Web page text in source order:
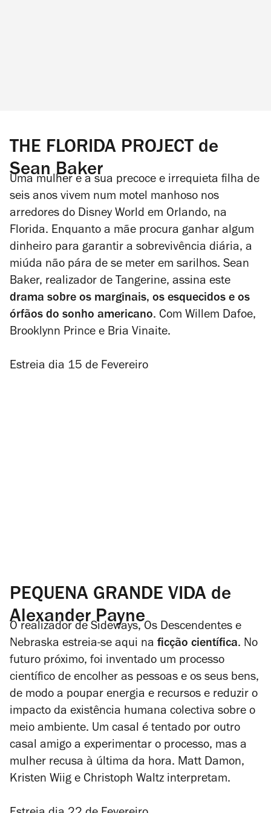
THE FLORIDA PROJECT de
Sean Baker
Uma mulher e a sua precoce e irrequieta filha de
seis anos vivem num motel manhoso nos
arredores do Disney World em Orlando, na
Florida. Enquanto a mãe procura ganhar algum
dinheiro para garantir a sobrevivência diária, a
miúda não pára de se meter em sarilhos. Sean
Baker, realizador de Tangerine, assina este
drama sobre os marginais, os esquecidos e os
órfãos do sonho americano. Com Willem Dafoe,
Brooklynn Prince e Bria Vinaite.
Estreia dia 15 de Fevereiro
PEQUENA GRANDE VIDA de
Alexander Payne
O realizador de Sideways, Os Descendentes e
Nebraska estreia-se aqui na ficção científica. No
futuro próximo, foi inventado um processo
científico de encolher as pessoas e os seus bens,
de modo a poupar energia e recursos e reduzir o
impacto da existência humana colectiva sobre o
meio ambiente. Um casal é tentado por outro
casal amigo a experimentar o processo, mas a
mulher recusa à última da hora. Matt Damon,
Kristen Wiig e Christoph Waltz interpretam.